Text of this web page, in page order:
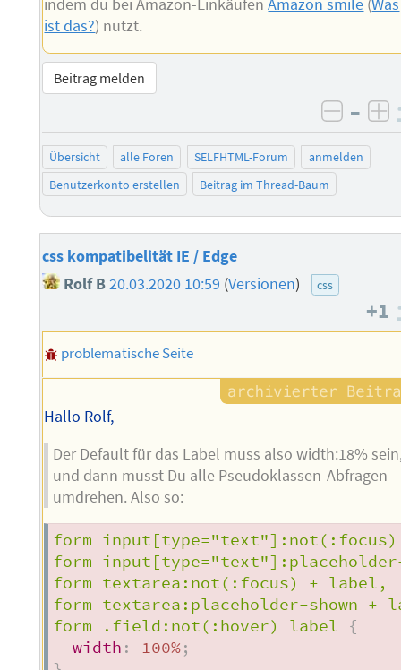
indem du bei Amazon-EinkäufenAmazon smile (Was
ist das?) nutzt.
Beitrag melden
–
Übersicht alle Foren SELFHTML-Forum
anmelden
Benutzerkonto erstellen
Beitrag im Thread-Baum
css kompatibelität IE / Edge
Rolf B20.03.2020 10:59 (Versionen) css
+1
problematische Seite
Hallo Rolf,
Der Default für das Label muss also width:18%
und dann musst Du alle Pseudoklassen-Abfragen
umdrehen. Also so:
form
form
form textarea:not(:focus) + label,
form textarea:placeholder-shown +
form .field:not(:hover) label
{
width : 100%;